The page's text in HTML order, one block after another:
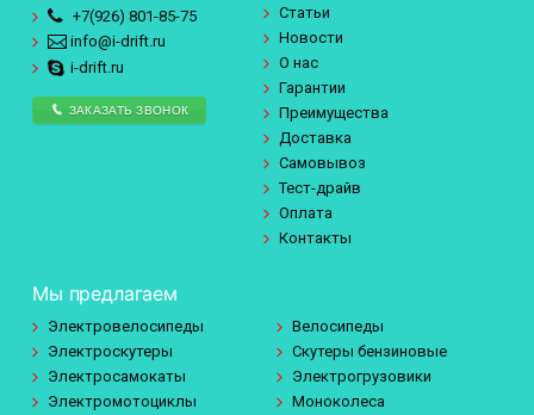
+7(926) 801-85-75
info@i-drift.ru
i-drift.ru
ЗАКАЗАТЬ ЗВОНОК
Статьи
Новости
О нас
Гарантии
Преимущества
Доставка
Самовывоз
Тест-драйв
Оплата
Контакты
Мы предлагаем
Электровелосипеды
Велосипеды
Электроскутеры
Скутеры бензиновые
Электросамокаты
Электрогрузовики
Электромотоциклы
Моноколеса